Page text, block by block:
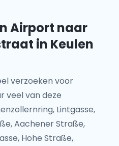
Airport naar
in Keulen
verzoeken voor
veel van deze
Lintgasse,
Aachener Straße,
Hohe Straße,